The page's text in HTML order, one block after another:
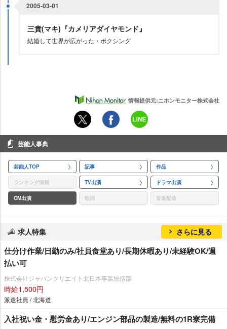
2005-03-01
三貴(マキ)『カメリアダイヤモンド』
結婚して世界が広がった・ボクシング
情報提供元:ニホンモニター株式会社
芸能人事典
芸能人TOP 記事 作品
ランキング情報 TV出演 ドラマ出演
CM出演 歌詞 音楽配信
求人特集 さらに見る
仕分け作業/日勤のみ/社員食堂あり/長期休暇あり/未経験OK/週
払い可
株式会社ジャパンクリエイト北日本事業統括部
時給1,500円
派遣社員 / 北海道
入社祝い金・慰労金あり/エンジン部品の製造/無料の1R寮完備